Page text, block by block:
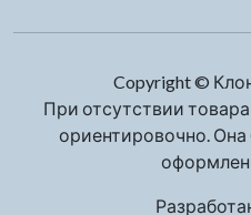
Copyright ©
При отсутствии
ориентировочно. Она